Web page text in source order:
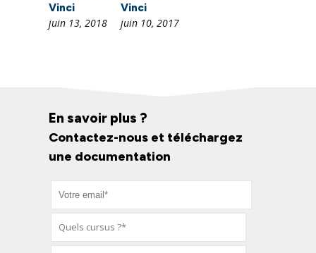
Vinci
juin 13, 2018
Vinci
juin 10, 2017
En savoir plus ?
Contactez-nous et téléchargez
une documentation